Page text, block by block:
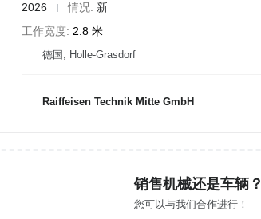
2026
情况 新
工作宽度 2.8 米
德国, Holle-Grasdorf
Raiffeisen Technik Mitte GmbH
销售机械还是车辆？
您可以与我们合作进行！